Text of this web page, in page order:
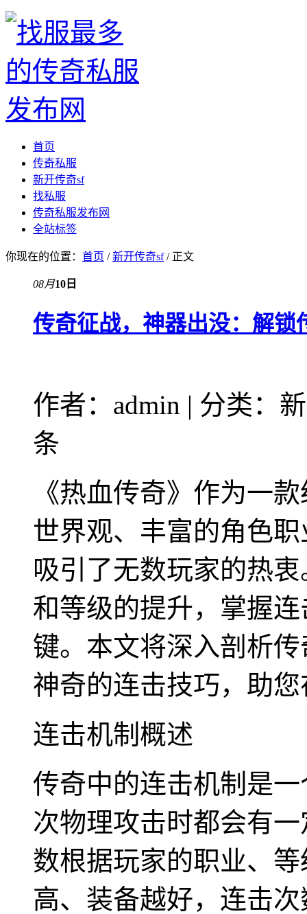
首页
传奇私服
新开传奇sf
找私服
传奇私服发布网
全站标签
你现在的位置： 首页 /新开传奇sf/ 正文
08月10日
传奇征战，神器出没：解锁
作者：admin | 分类：
条
《热血传奇》作为一
世界观、丰富的角色
吸引了无数玩家的热
和等级的提升，掌握
键。本文将深入剖析
神奇的连击技巧，助
连击机制概述
传奇中的连击机制是
次物理攻击时都会有
数根据玩家的职业、
高、装备越好，连击